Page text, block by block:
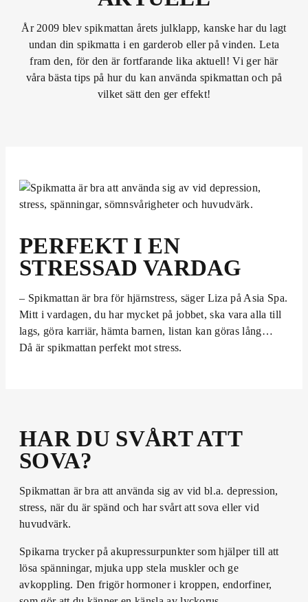
År 2009 blev spikmattan årets julklapp, kanske har du lagt
undan din spikmatta i en garderob eller på vinden. Leta
fram den, för den är fortfarande lika aktuell! Vi ger här
våra bästa tips på hur du kan använda spikmattan och på
vilket sätt den ger effekt!
PERFEKT I EN
STRESSAD VARDAG
– Spikmattan är bra för hjärnstress, säger Liza på Asia Spa.
Mitt i vardagen, du har mycket på jobbet, ska vara alla till
lags, göra karriär, hämta barnen, listan kan göras lång…
Då är spikmattan perfekt mot stress.
HAR DU SVÅRT ATT
SOVA?
Spikmattan är bra att använda sig av vid bl.a. depression,
stress, när du är spänd och har svårt att sova eller vid
huvudvärk.
Spikarna trycker på akupressurpunkter som hjälper till att
lösa spänningar, mjuka upp stela muskler och ge
avkoppling. Den frigör hormoner i kroppen, endorfiner,